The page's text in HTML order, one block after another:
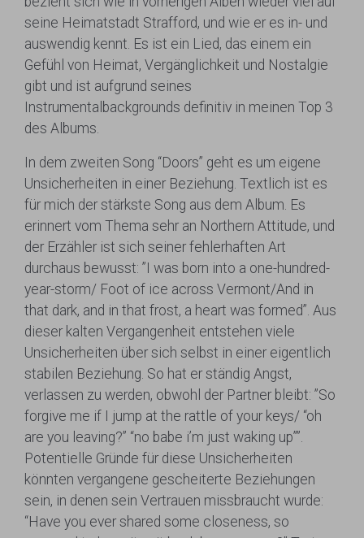
seine Heimatstadt Strafford, und wie er es in- und
auswendig kennt. Es ist ein Lied, das einem ein
Gefühl von Heimat, Vergänglichkeit und Nostalgie
gibt und ist aufgrund seines
Instrumentalbackgrounds definitiv in meinen Top 3
des Albums.
In dem zweiten Song “Doors” geht es um eigene
Unsicherheiten in einer Beziehung. Textlich ist es
für mich der stärkste Song aus dem Album. Es
erinnert vom Thema sehr an Northern Attitude, und
der Erzähler ist sich seiner fehlerhaften Art
durchaus bewusst: ”I was born into a one-hundred-
year-storm/ Foot of ice across Vermont/And in
that dark, and in that frost, a heart was formed”. Aus
dieser kalten Vergangenheit entstehen viele
Unsicherheiten über sich selbst in einer eigentlich
stabilen Beziehung. So hat er ständig Angst,
verlassen zu werden, obwohl der Partner bleibt: ”So
forgive me if I jump at the rattle of your keys/ “oh
are you leaving?” “no babe i’m just waking up””.
Potentielle Gründe für diese Unsicherheiten
könnten vergangene gescheiterte Beziehungen
sein, in denen sein Vertrauen missbraucht wurde:
“Have you ever shared some closeness, so